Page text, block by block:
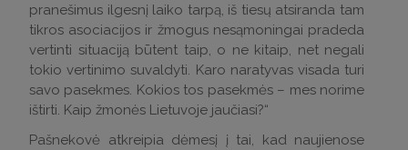
pranešimus ilgesnį laiko tarpą, iš tiesų atsiranda tam
tikros asociacijos ir žmogus nesąmoningai pradeda
vertinti situaciją būtent taip, o ne kitaip, net negali
tokio vertinimo suvaldyti. Karo naratyvas visada turi
savo pasekmes. Kokios tos pasekmės – mes norime
ištirti. Kaip žmonės Lietuvoje jaučiasi?“
Pašnekovė atkreipia dėmesį į tai, kad naujienose